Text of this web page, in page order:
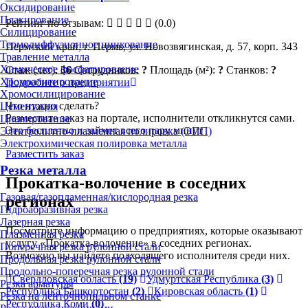
Оксидирование
Плакирование
Силицирование
Термодиффузионное цинкование
Травление металла
Химическое фосфатирование
Хромоалитирование
Хромосилицирование
Цементация
Цианирование
Электролитно-плазменная полировка (ЭПП)
Электрохимическая полировка металла
Резка металла
Газовая/газопламенная/кислородная резка
Гидроабразивная резка
Лазерная резка
Плазменная резка
Поперечная резка рулонной стали
Продольная резка рулонной стали
Продольно-поперечная резка рулонной стали
Резка арматуры
Резка на ленточнопильном станке
Рейтинг по отзывам:
(0.0)
Пермский край, г. Пермь, ул. Новозвягинская, д. 57, корп. 343
Стаж (лет): 36 Сотрудников: ? Площадь (м²): ? Станков: ?
Подробнее о предприятии
Что нужно сделать?
Разместите заказ на портале, исполнители откликнутся сами.
Это бесплатно и займет всего пару минут
Разместить заказ
Прокатка-волочение в соседних
регионах
Посмотрите информацию о предприятиях, которые оказывают
услугу «Прокатка-волочение» в соседних регионах.
Возможно вы найдете подходящего исполнителя среди них.
Свердловская область(19) Удмуртская Республика (3)
Республика Башкортостан (2) Кировская область (1)
Республика Коми(0)